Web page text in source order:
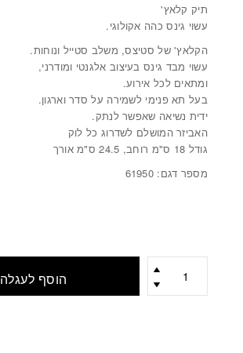
תיק קלאץ'
עשוי גינס כהה אקולוגי.
הקלאץ' של סטיצס, משלב סטייל ונוחות.
עשוי מבד גינס בעיצוב אלגנטי ומודרני,
ומתאים לכל אירוע.
בעל תא פנימי לשמירה על סדר וארגון.
ידית נשיאה שאפשר לנתק.
האביזר המושלם לשדרוג כל לוק
גודל 18 ס"מ רוחב, 24.5 ס"מ אורך
מספר דגם: 61950
הוסף לעגלה